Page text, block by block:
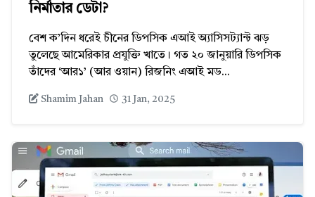
নির্মাতার ডেটা?
বেশ ক’দিন ধরেই চীনের ডিপসিক এআই অ্যাসিসট্যান্ট ঝড়
তুলেছে আমেরিকার প্রযুক্তি খাতে। গত ২০ জানুয়ারি ডিপসিক
তাঁদের ‘আর১’ (আর ওয়ান) রিজনিং এআই মড...
Shamim Jahan 31 Jan, 2025